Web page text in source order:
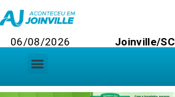
06/08/2026 Joinville/SC